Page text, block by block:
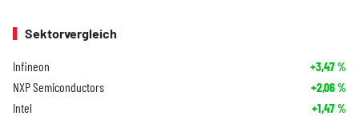
Sektorvergleich
Infineon +3,47%
NXP Semiconductors +2,06%
Intel +1,47%